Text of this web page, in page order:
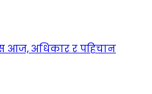
आज, अधिकार र पहिचान